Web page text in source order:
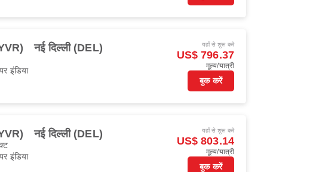
नई दिल्ली (DEL)
इंडिया
यहाँ से शुरू करें
US$ 796.37
मूल्य/यात्री
बुक करें
नई दिल्ली (DEL)
इंडिया
यहाँ से शुरू करें
US$ 803.14
मूल्य/यात्री
बुक करें